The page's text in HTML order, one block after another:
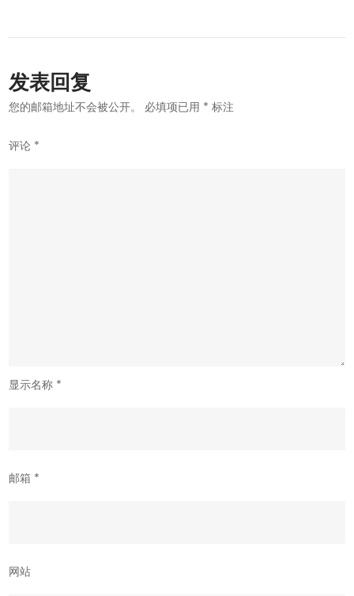
导
航
发表回复
您的邮箱地址不会被公开。 必填项已用 * 标注
评论 *
显示名称 *
邮箱 *
网站